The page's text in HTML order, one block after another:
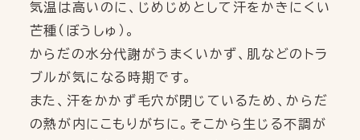
PRIVACY POLICY
気温は高いのに、じめじめとして汗をかきにくい
芒種（ぼうしゅ）。
からだの水分代謝がうまくいかず、肌などのトラ
ブルが気になる時期です。
また、汗をかかず毛穴が閉じているため、からだ
の熱が内にこもりがちに。そこから生じる不調が